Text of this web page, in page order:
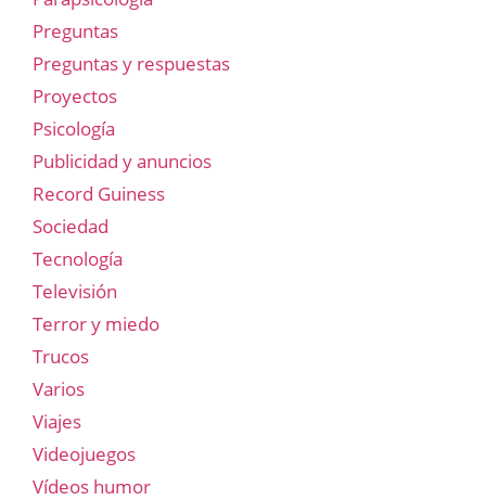
Preguntas
Preguntas y respuestas
Proyectos
Psicología
Publicidad y anuncios
Record Guiness
Sociedad
Tecnología
Televisión
Terror y miedo
Trucos
Varios
Viajes
Videojuegos
Vídeos humor